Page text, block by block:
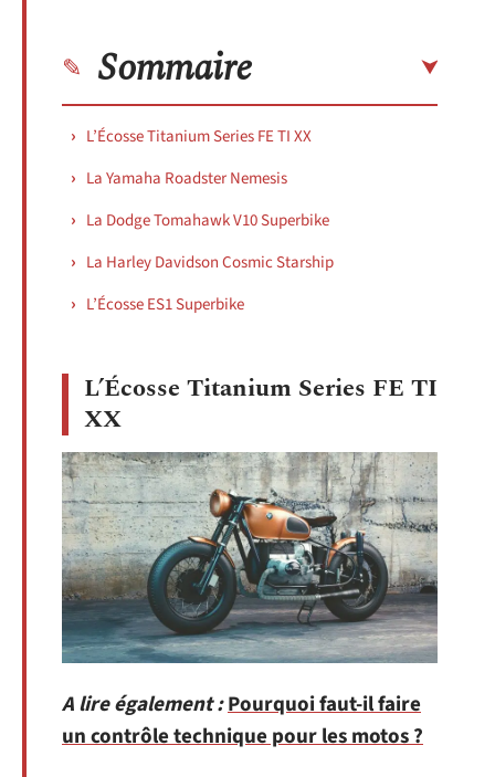
Sommaire
L’Écosse Titanium Series FE TI XX
La Yamaha Roadster Nemesis
La Dodge Tomahawk V10 Superbike
La Harley Davidson Cosmic Starship
L’Écosse ES1 Superbike
L’Écosse Titanium Series FE TI
XX
A lire également :Pourquoi faut-il faire
un contrôle technique pour les motos ?